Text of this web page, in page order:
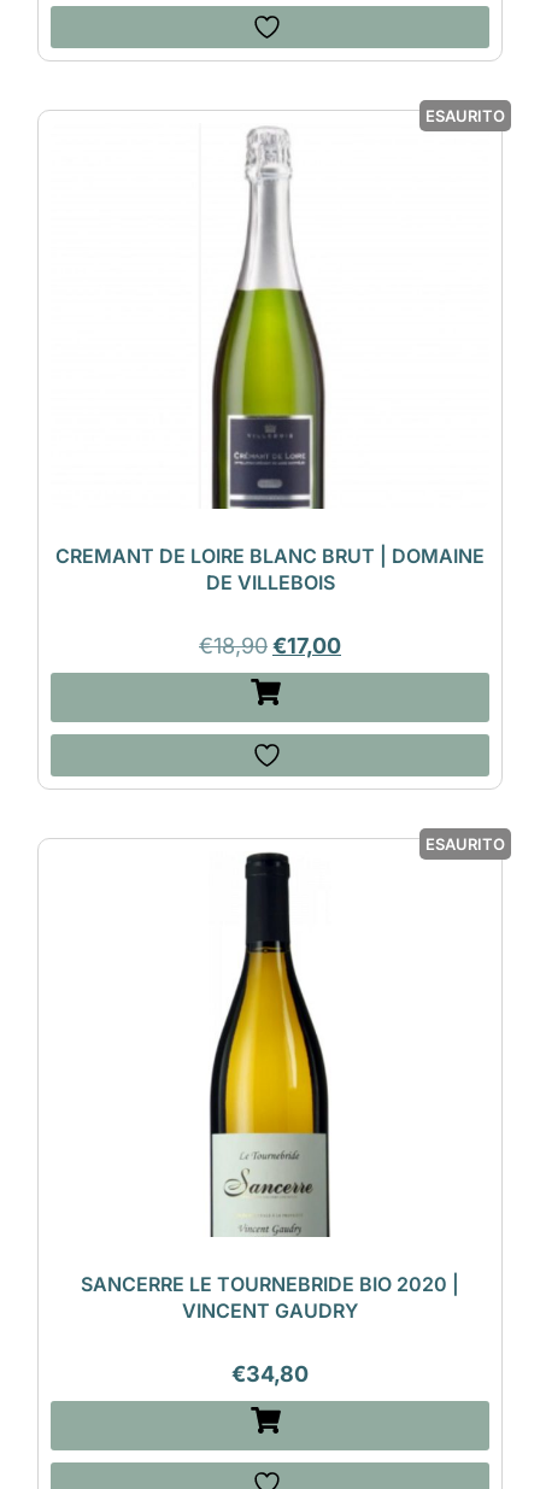
ESAURITO
CREMANT DE LOIRE BLANC BRUT | DOMAINE
DE VILLEBOIS
€18,90€17,00
ESAURITO
SANCERRE LE TOURNEBRIDE BIO 2020 |
VINCENT GAUDRY
€34,80